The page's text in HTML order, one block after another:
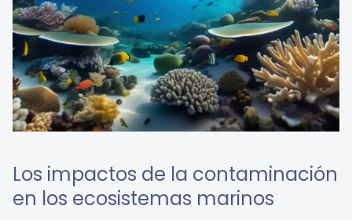
Los impactos de la contaminación
en los ecosistemas marinos